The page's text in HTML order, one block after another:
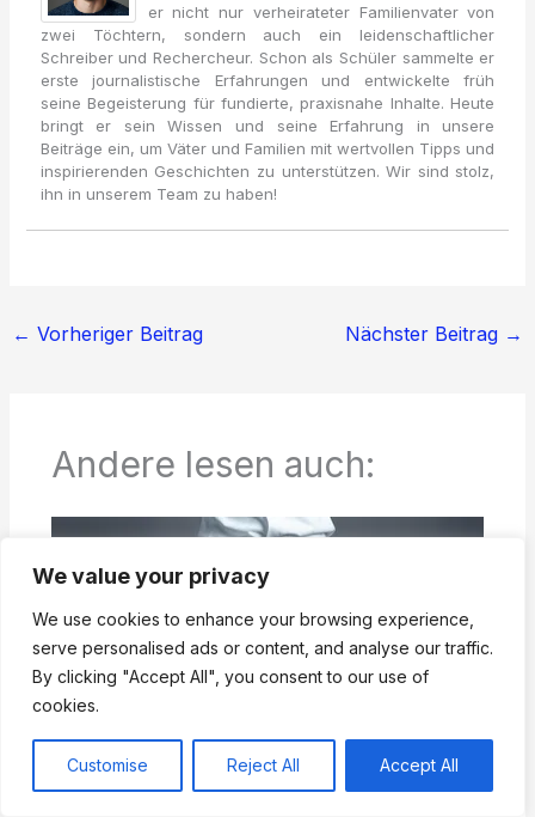
We value your privacy
We use cookies to enhance your browsing experience,
serve personalised ads or content, and analyse our traffic.
By clicking "Accept All", you consent to our use of
cookies.
Customise Reject All Accept All
er nicht nur verheirateter Familienvater von
zwei Töchtern, sondern auch ein leidenschaftlicher
Schreiber und Rechercheur. Schon als Schüler sammelte er
erste journalistische Erfahrungen und entwickelte früh
seine Begeisterung für fundierte, praxisnahe Inhalte. Heute
bringt er sein Wissen und seine Erfahrung in unsere
Beiträge ein, um Väter und Familien mit wertvollen Tipps und
inspirierenden Geschichten zu unterstützen. Wir sind stolz,
ihn in unserem Team zu haben!
← Vorheriger Beitrag Nächster Beitrag →
Andere lesen auch:
Was ist Slim Fit? Der ultimative Guide